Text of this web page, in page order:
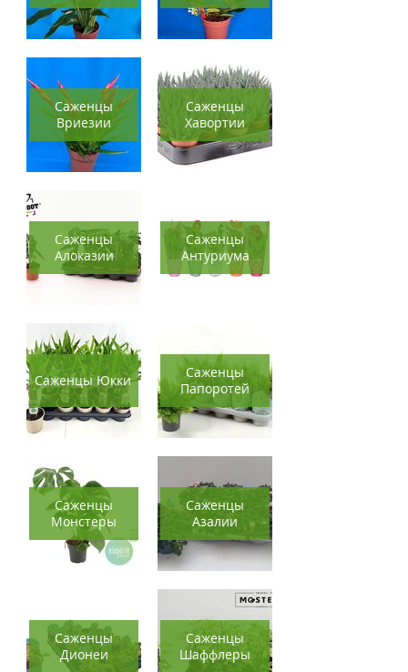
Саженцы
Вриезии
Саженцы
Хавортии
Саженцы
Алоказии
Саженцы
Антуриума
Саженцы Юкки
Саженцы
Папоротей
Саженцы
Монстеры
Саженцы
Азалии
Саженцы
Дионеи
Саженцы
Шаффлеры